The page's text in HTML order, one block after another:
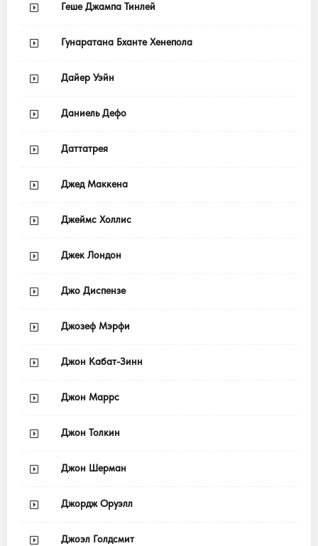
Геше Джампа Тинлей
Гунаратана Бханте Хенепола
Дайер Уэйн
Даниель Дефо
Даттатрея
Джед Маккена
Джеймс Холлис
Джек Лондон
Джо Диспензе
Джозеф Мэрфи
Джон Кабат-Зинн
Джон Маррс
Джон Толкин
Джон Шерман
Джордж Оруэлл
Джоэл Голдсмит